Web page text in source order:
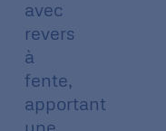
avec
revers
à
fente,
apportant